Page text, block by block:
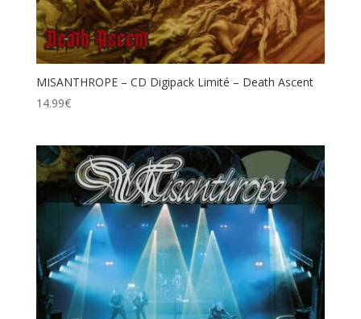
MISANTHROPE – CD Digipack Limité – Death Ascent
14.99€